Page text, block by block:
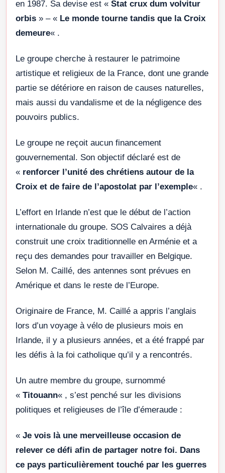
en 1987. Sa devise est « Stat crux dum volvitur
orbis » – « Le monde tourne tandis que la Croix
demeure« .
Le groupe cherche à restaurer le patrimoine
artistique et religieux de la France, dont une grande
partie se détériore en raison de causes naturelles,
mais aussi du vandalisme et de la négligence des
pouvoirs publics.
Le groupe ne reçoit aucun financement
gouvernemental. Son objectif déclaré est de
« renforcer l’unité des chrétiens autour de la
Croix et de faire de l’apostolat par l’exemple« .
L’effort en Irlande n’est que le début de l’action
internationale du groupe. SOS Calvaires a déjà
construit une croix traditionnelle en Arménie et a
reçu des demandes pour travailler en Belgique.
Selon M. Caillé, des antennes sont prévues en
Amérique et dans le reste de l’Europe.
Originaire de France, M. Caillé a appris l’anglais
lors d’un voyage à vélo de plusieurs mois en
Irlande, il y a plusieurs années, et a été frappé par
les défis à la foi catholique qu’il y a rencontrés.
Un autre membre du groupe, surnommé
« Titouann« , s’est penché sur les divisions
politiques et religieuses de l’île d’émeraude :
« Je vois là une merveilleuse occasion de
relever ce défi afin de partager notre foi. Dans
ce pays particulièrement touché par les guerres